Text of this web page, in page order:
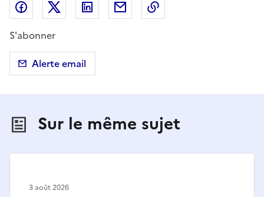
Partager sur Facebook
Partager sur X (anciennement Twitter)
Partager sur LinkedIn
Partager par email
S'abonner
Alerte email
Sur le même sujet
3 août 2026